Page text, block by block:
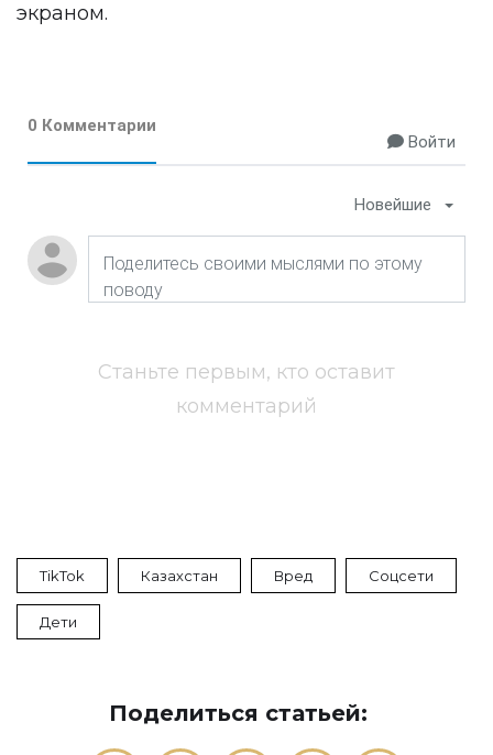
экраном.
0 Комментарии
Войти
Новейшие
Станьте первым, кто оставит
комментарий
TikTok Казахстан Вред Соцсети
Дети
Поделиться статьей: